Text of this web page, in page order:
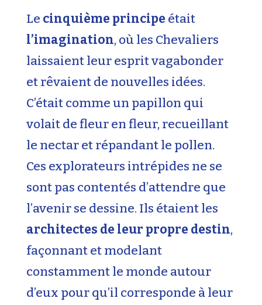
Le cinquième principe était
l’imagination, où les Chevaliers
laissaient leur esprit vagabonder
et rêvaient de nouvelles idées.
C’était comme un papillon qui
volait de fleur en fleur, recueillant
le nectar et répandant le pollen.
Ces explorateurs intrépides ne se
sont pas contentés d’attendre que
l’avenir se dessine. Ils étaient les
architectes de leur propre destin,
façonnant et modelant
constamment le monde autour
d’eux pour qu’il corresponde à leur